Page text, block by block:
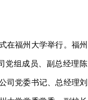
在福州大学举行。福州
党组成员、副总经理陈
司党委书记、总经理刘